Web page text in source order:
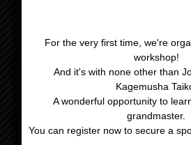
For the very first time, we're
workshop!
And it's with none other than
Kagemusha
A wonderful opportunity to
grandmaster.
You can register now to secure a